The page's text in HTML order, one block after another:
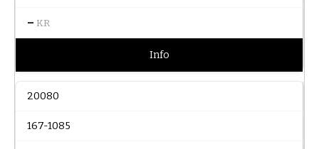
– KR
Info
20080
167-1085